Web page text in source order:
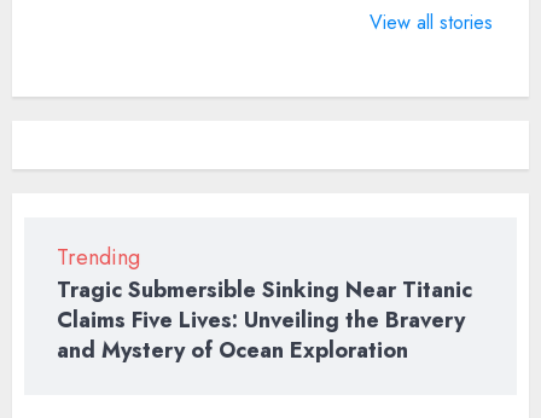
View all stories
World
Trending
Tragic Submersible Sinking Near Titanic
Claims Five Lives: Unveiling the Bravery
and Mystery of Ocean Exploration